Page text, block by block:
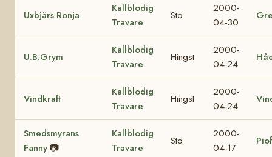
Uxbjärs Ronja
Kallblodig
Travare
Sto
2000-
04-30
U.B.Grym
Kallblodig
Travare
Hingst
2000-
04-24
Vindkraft
Kallblodig
Travare
Hingst
2000-
04-24
Smedsmyrans
Fanny 📷
Kallblodig
Travare
Sto
2000-
04-17